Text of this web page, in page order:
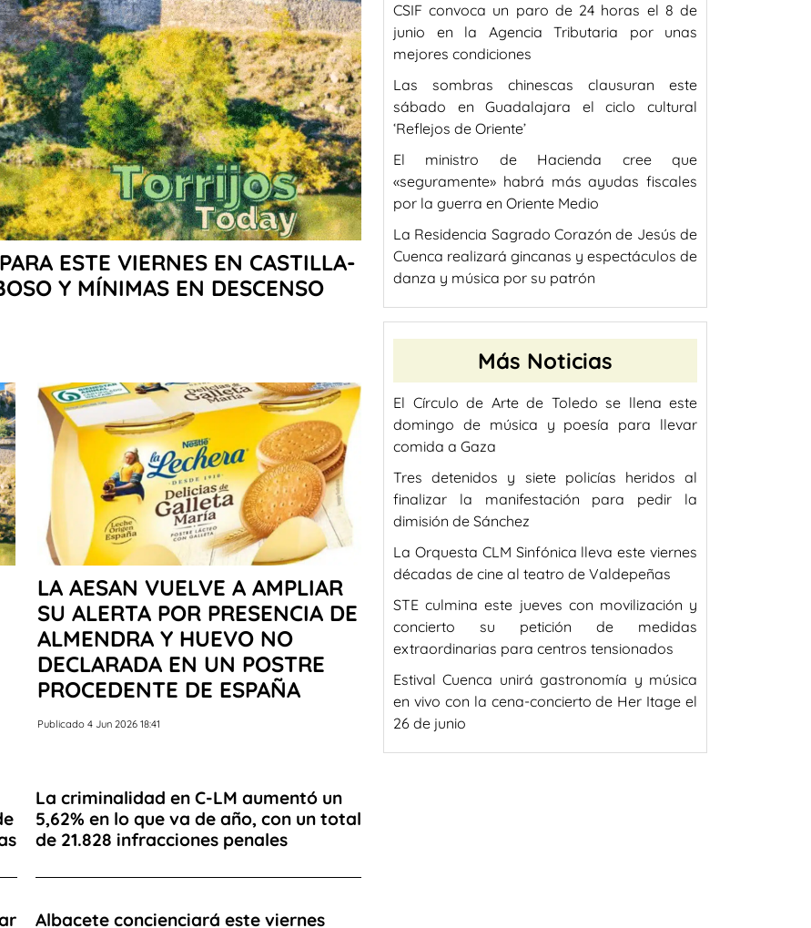
ESTE VIERNES EN CASTILLA-
Y MÍNIMAS EN DESCENSO
LA AESAN VUELVE A AMPLIAR
SU ALERTA POR PRESENCIA DE
ALMENDRA Y HUEVO NO
DECLARADA EN UN POSTRE
PROCEDENTE DE ESPAÑA
Publicado 4 Jun 2026 18:41
La criminalidad en C-LM aumentó un
5,62% en lo que va de año, con un total
de 21.828 infracciones penales
Albacete concienciará este viernes
CSIF convoca un paro de 24 horas el 8 de
junio en la Agencia Tributaria por unas
mejores condiciones
Las sombras chinescas clausuran este
sábado en Guadalajara el ciclo cultural
‘Reflejos de Oriente’
El ministro de Hacienda cree que
«seguramente» habrá más ayudas fiscales
por la guerra en Oriente Medio
La Residencia Sagrado Corazón de Jesús de
Cuenca realizará gincanas y espectáculos de
danza y música por su patrón
Más Noticias
El Círculo de Arte de Toledo se llena este
domingo de música y poesía para llevar
comida a Gaza
Tres detenidos y siete policías heridos al
finalizar la manifestación para pedir la
dimisión de Sánchez
La Orquesta CLM Sinfónica lleva este viernes
décadas de cine al teatro de Valdepeñas
STE culmina este jueves con movilización y
concierto su petición de medidas
extraordinarias para centros tensionados
Estival Cuenca unirá gastronomía y música
en vivo con la cena-concierto de Her Itage el
26 de junio